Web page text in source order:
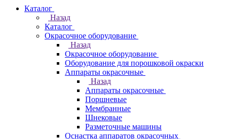
Каталог
Назад
Каталог
Окрасочное оборудование
Назад
Окрасочное оборудование
Оборудование для порошковой окраски
Аппараты окрасочные
Назад
Аппараты окрасочные
Поршневые
Мембранные
Шнековые
Разметочные машины
Оснастка аппаратов окрасочных